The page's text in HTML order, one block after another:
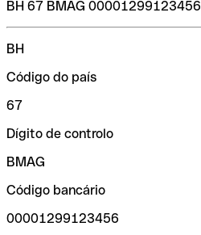
BH 67 BMAG 00001299123456
BH
Código do país
67
Dígito de controlo
BMAG
Código bancário
00001299123456